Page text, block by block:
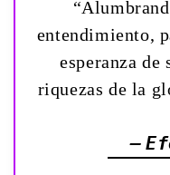
entendimiento,
esperanza de
riquezas de la
—